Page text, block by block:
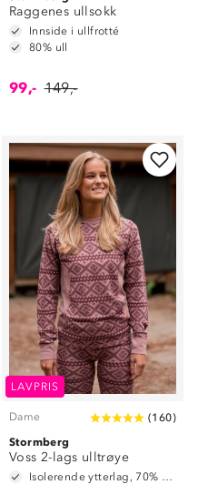
Raggenes ullsokk
Innside i ullfrotté
80% ull
99,- 149,-
LAVPRIS
Dame (160)
Stormberg
Voss 2-lags ulltrøye
Isolerende ytterlag, 70% merinoull / 30% polyester